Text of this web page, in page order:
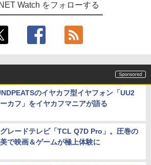
Watch をフォローする
のイヤカフ型イヤフォン「UU2
カフ」をイヤカフマニアが語る
レードテレビ「TCL Q7D Pro」。圧巻の
で映画＆ゲームが極上体験に